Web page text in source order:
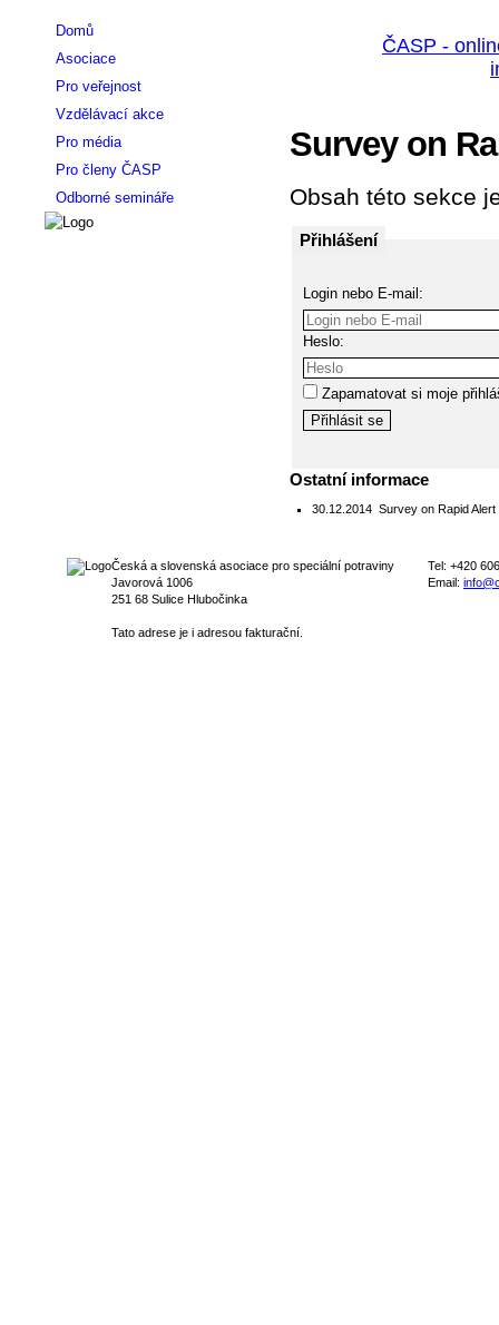
Survey on
Obsah této sekce
Přihlášení
Login nebo E-mail:
Heslo:
Zapamatovat si moje
Ostatní informace
30.12.2014 Survey on Rapid
Domů
Asociace
Pro veřejnost
Vzdělávací akce
Pro média
Pro členy ČASP
Odborné semináře
Česká a slovenská asociace pro speciální potraviny
Javorová 1006
251 68 Sulice Hlubočinka
Tato adrese je i adresou fakturační.
Tel: +420
Email: